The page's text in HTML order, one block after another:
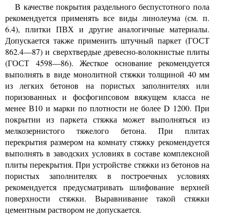
В качестве покрытия раздельного беспустотного пола
рекомендуется применять все виды линолеума (см. п.
6.4), плитки ПВХ и другие аналогичные материалы.
Допускается также применить штучный паркет (ГОСТ
862.4—87) и сверхтвердые древесно-волокнистые плиты
(ГОСТ 4598—86). Жесткое основание рекомендуется
выполнять в виде монолитной стяжки толщиной 40 мм
из легких бетонов на пористых заполнителях или
поризованных и фосфогипсовом вяжущем класса не
менее В10 и марки по плотности не более D 1200. При
покрытии из паркета стяжка может выполняться из
мелкозернистого тяжелого бетона. При плитах
перекрытия размером на комнату стяжку рекомендуется
выполнять в заводских условиях в составе комплексной
плиты перекрытия. При устройстве стяжки из бетонов на
пористых заполнителях в построечных условиях
рекомендуется предусматривать шлифование верхней
поверхности стяжки. Выравнивание такой стяжки
цементным раствором не допускается.